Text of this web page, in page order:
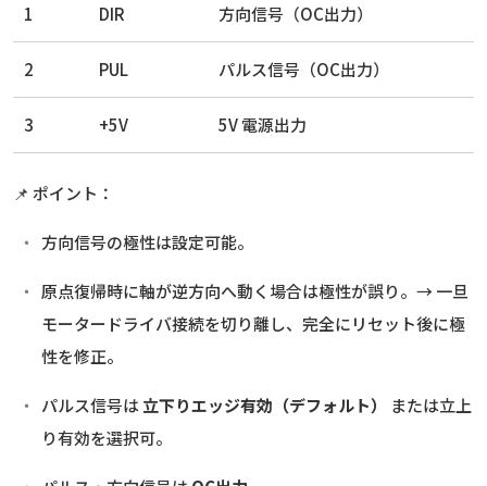
1 DIR 方向信号（OC出力）
2 PUL パルス信号（OC出力）
3 +5V 5V 電源出力
📌 ポイント：
方向信号の極性は設定可能。
原点復帰時に軸が逆方向へ動く場合は極性が誤り。→ 一旦
モータードライバ接続を切り離し、完全にリセット後に極
性を修正。
パルス信号は立下りエッジ有効（デフォルト）
または立上
り有効を選択可。